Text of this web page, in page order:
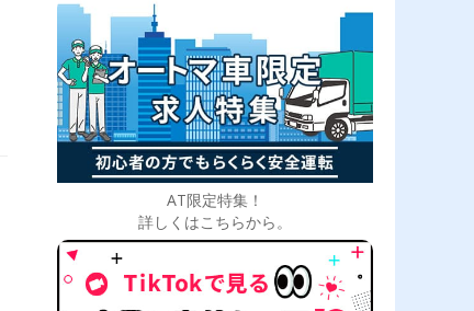
AT限定特集！
詳しくはこちらから。